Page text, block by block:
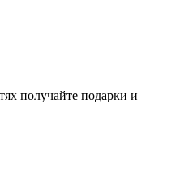
получайте подарки и